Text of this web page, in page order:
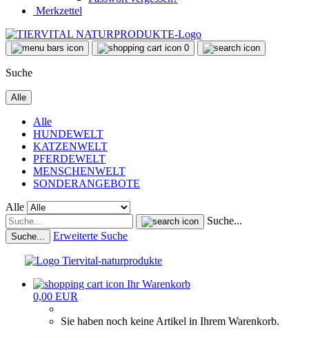
Merkzettel
0
Suche
Alle
Alle
HUNDEWELT
KATZENWELT
PFERDEWELT
MENSCHENWELT
SONDERANGEBOTE
Alle
Suche...
Suche... Erweiterte Suche
Ihr Warenkorb
0,00 EUR
Sie haben noch keine Artikel in Ihrem Warenkorb.